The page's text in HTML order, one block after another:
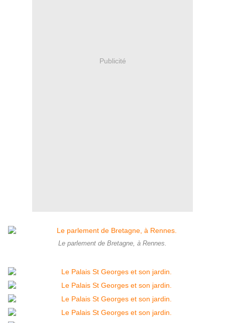
Publicité
Le parlement de Bretagne, à Rennes.